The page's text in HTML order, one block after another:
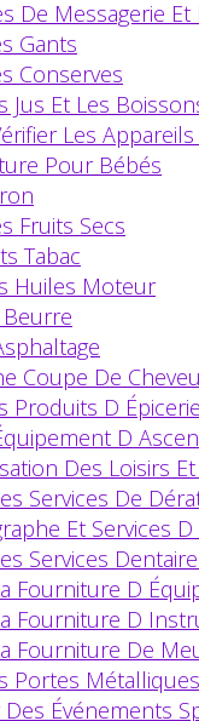
De Messagerie
Gants
Conserves
Jus Et Les
Les
Pour Bébés
Fruits Secs
Tabac
Huiles Moteur
Coupe De
Produits D Épicerie
D
Des Loisirs
Services De
Et Services
Services
Fourniture D
Fourniture D
Fourniture De
Portes Métalliques
Événements